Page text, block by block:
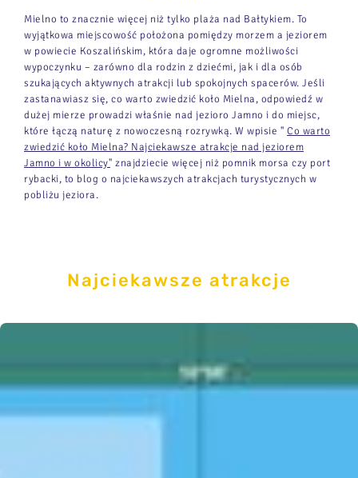
Mielno to znacznie więcej niż tylko plaża nad Bałtykiem. To
wyjątkowa miejscowość położona pomiędzy morzem a jeziorem
w powiecie Koszalińskim, która daje ogromne możliwości
wypoczynku – zarówno dla rodzin z dziećmi, jak i dla osób
szukających aktywnych atrakcji lub spokojnych spacerów. Jeśli
zastanawiasz się, co warto zwiedzić koło Mielna, odpowiedź w
dużej mierze prowadzi właśnie nad jezioro Jamno i do miejsc,
które łączą naturę z nowoczesną rozrywką. W wpisie '' Co warto
zwiedzić koło Mielna? Najciekawsze atrakcje nad jeziorem
Jamno i w okolicy'' znajdziecie więcej niż pomnik morsa czy port
rybacki, to blog o najciekawszych atrakcjach turystycznych w
pobliżu jeziora.
Najciekawsze atrakcje